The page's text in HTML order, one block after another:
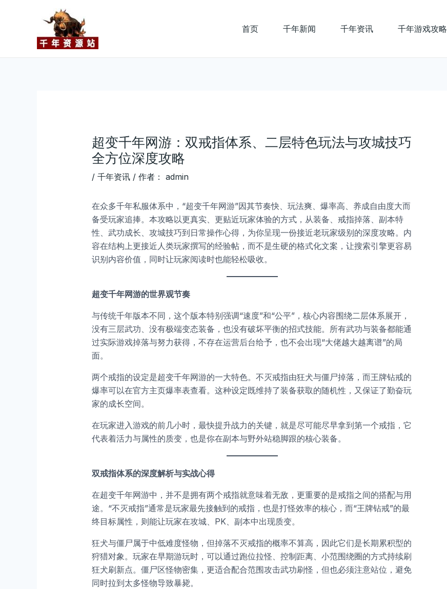
首页 千年新闻 千年资讯 千年游戏攻略
超变千年网游：双戒指体系、二层特色玩法与攻城技巧
全方位深度攻略
/ 千年资讯/ 作者： admin
在众多千年私服体系中，“超变千年网游”因其节奏快、玩法爽、爆率高、养成自由度大而
备受玩家追捧。本攻略以更真实、更贴近玩家体验的方式，从装备、戒指掉落、副本特
性、武功成长、攻城技巧到日常操作心得，为你呈现一份接近老玩家级别的深度攻略。内
容在结构上更接近人类玩家撰写的经验帖，而不是生硬的格式化文案，让搜索引擎更容易
识别内容价值，同时让玩家阅读时也能轻松吸收。
超变千年网游的世界观节奏
与传统千年版本不同，这个版本特别强调“速度”和“公平”，核心内容围绕二层体系展开，
没有三层武功、没有极端变态装备，也没有破坏平衡的招式技能。所有武功与装备都能通
过实际游戏掉落与努力获得，不存在运营后台给予，也不会出现“大佬越大越离谱”的局
面。
两个戒指的设定是超变千年网游的一大特色。不灭戒指由狂犬与僵尸掉落，而王牌钻戒的
爆率可以在官方主页爆率表查看。这种设定既维持了装备获取的随机性，又保证了勤奋玩
家的成长空间。
在玩家进入游戏的前几小时，最快提升战力的关键，就是尽可能尽早拿到第一个戒指，它
代表着活力与属性的质变，也是你在副本与野外站稳脚跟的核心装备。
双戒指体系的深度解析与实战心得
在超变千年网游中，并不是拥有两个戒指就意味着无敌，更重要的是戒指之间的搭配与用
途。“不灭戒指”通常是玩家最先接触到的戒指，也是打怪效率的核心，而“王牌钻戒”的最
终目标属性，则能让玩家在攻城、PK、副本中出现质变。
狂犬与僵尸属于中低难度怪物，但掉落不灭戒指的概率不算高，因此它们是长期累积型的
狩猎对象。玩家在早期游玩时，可以通过跑位拉怪、控制距离、小范围绕圈的方式持续刷
狂犬刷新点。僵尸区怪物密集，更适合配合范围攻击武功刷怪，但也必须注意站位，避免
同时拉到太多怪物导致暴毙。
navigation